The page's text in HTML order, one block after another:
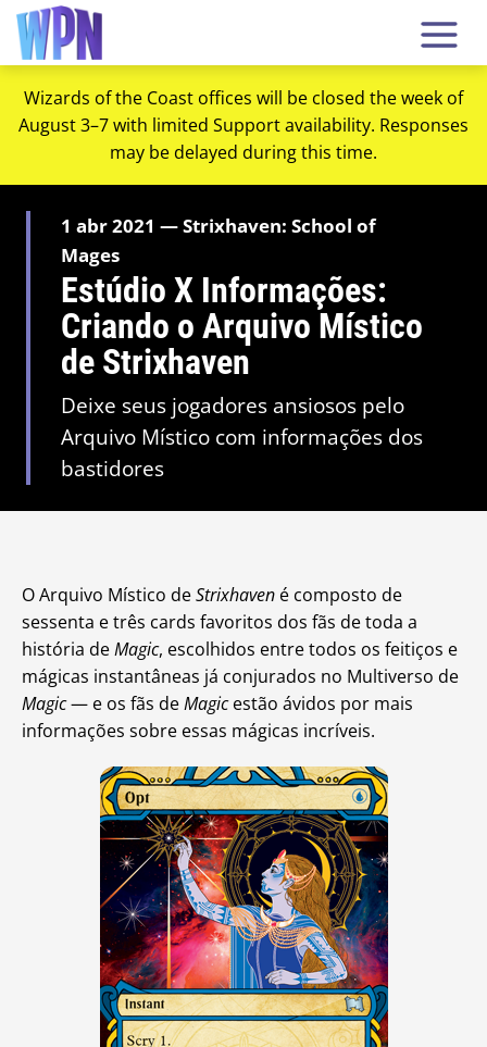
Wizards of the Coast offices will be closed the week of
August 3–7 with limited Support availability. Responses
may be delayed during this time.
1 abr 2021 — Strixhaven: School of
Mages
Estúdio X Informações:
Criando o Arquivo Místico
de Strixhaven
Deixe seus jogadores ansiosos pelo
Arquivo Místico com informações dos
bastidores
O Arquivo Místico deStrixhaven é composto de
sessenta e três cards favoritos dos fãs de toda a
história deMagic, escolhidos entre todos os feitiços e
mágicas instantâneas já conjurados no Multiverso de
Magic— e os fãs deMagicestão ávidos por mais
informações sobre essas mágicas incríveis.